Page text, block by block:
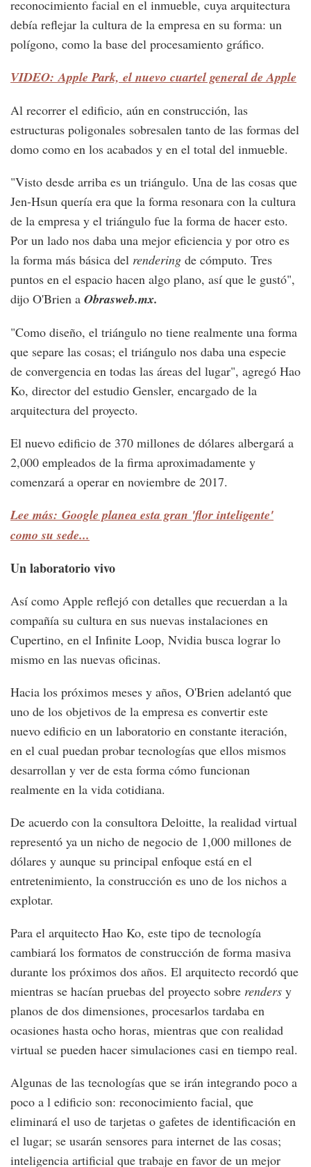
reconocimiento facial en el inmueble, cuya arquitectura
debía reflejar la cultura de la empresa en su forma: un
polígono, como la base del procesamiento gráfico.
VIDEO: Apple Park, el nuevo cuartel general de Apple
Al recorrer el edificio, aún en construcción, las
estructuras poligonales sobresalen tanto de las formas del
domo como en los acabados y en el total del inmueble.
"Visto desde arriba es un triángulo. Una de las cosas que
Jen-Hsun quería era que la forma resonara con la cultura
de la empresa y el triángulo fue la forma de hacer esto.
Por un lado nos daba una mejor eficiencia y por otro es
la forma más básica del rendering de cómputo. Tres
puntos en el espacio hacen algo plano, así que le gustó",
dijo O'Brien a Obrasweb.mx.
"Como diseño, el triángulo no tiene realmente una forma
que separe las cosas; el triángulo nos daba una especie
de convergencia en todas las áreas del lugar", agregó Hao
Ko, director del estudio Gensler, encargado de la
arquitectura del proyecto.
El nuevo edificio de 370 millones de dólares albergará a
2,000 empleados de la firma aproximadamente y
comenzará a operar en noviembre de 2017.
Lee más: Google planea esta gran 'flor inteligente'
como su sede...
Un laboratorio vivo
Así como Apple reflejó con detalles que recuerdan a la
compañía su cultura en sus nuevas instalaciones en
Cupertino, en el Infinite Loop, Nvidia busca lograr lo
mismo en las nuevas oficinas.
Hacia los próximos meses y años, O'Brien adelantó que
uno de los objetivos de la empresa es convertir este
nuevo edificio en un laboratorio en constante iteración,
en el cual puedan probar tecnologías que ellos mismos
desarrollan y ver de esta forma cómo funcionan
realmente en la vida cotidiana.
De acuerdo con la consultora Deloitte, la realidad virtual
representó ya un nicho de negocio de 1,000 millones de
dólares y aunque su principal enfoque está en el
entretenimiento, la construcción es uno de los nichos a
explotar.
Para el arquitecto Hao Ko, este tipo de tecnología
cambiará los formatos de construcción de forma masiva
durante los próximos dos años. El arquitecto recordó que
mientras se hacían pruebas del proyecto sobre renders y
planos de dos dimensiones, procesarlos tardaba en
ocasiones hasta ocho horas, mientras que con realidad
virtual se pueden hacer simulaciones casi en tiempo real.
Algunas de las tecnologías que se irán integrando poco a
poco a l edificio son: reconocimiento facial, que
eliminará el uso de tarjetas o gafetes de identificación en
el lugar; se usarán sensores para internet de las cosas;
inteligencia artificial que trabaje en favor de un mejor